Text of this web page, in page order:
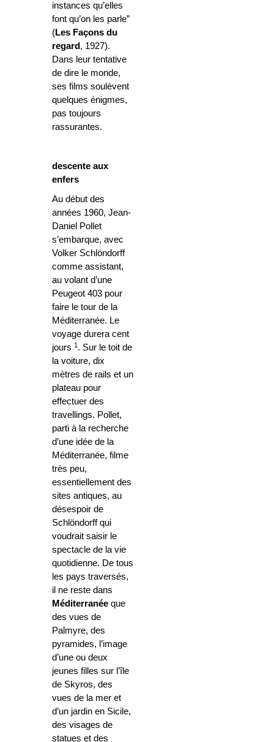
instances qu’elles
font qu’on les parle”
(Les Façons du
regard, 1927).
Dans leur tentative
de dire le monde,
ses films soulèvent
quelques énigmes,
pas toujours
rassurantes.
descente aux
enfers
Au début des
années 1960, Jean-
Daniel Pollet
s’embarque, avec
Volker Schlöndorff
comme assistant,
au volant d’une
Peugeot 403 pour
faire le tour de la
Méditerranée. Le
voyage durera cent
jours 1 . Sur le toit de
la voiture, dix
mètres de rails et un
plateau pour
effectuer des
travellings. Pollet,
parti à la recherche
d’une idée de la
Méditerranée, filme
très peu,
essentiellement des
sites antiques, au
désespoir de
Schlöndorff qui
voudrait saisir le
spectacle de la vie
quotidienne. De tous
les pays traversés,
il ne reste dans
Méditerranée que
des vues de
Palmyre, des
pyramides, l’image
d’une ou deux
jeunes filles sur l’île
de Skyros, des
vues de la mer et
d’un jardin en Sicile,
des visages de
statues et des